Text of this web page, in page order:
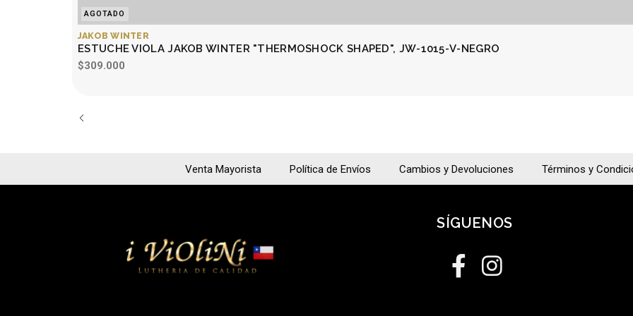
AGOTADO
JAKOB WINTER
ESTUCHE VIOLA JAKOB WINTER "THERMOSHOCK SHAPED", JW-1015-V-NEGRO
$309.000
Venta Mayorista Política de Envíos Cambios y Devoluciones Términos y
SÍGUENOS